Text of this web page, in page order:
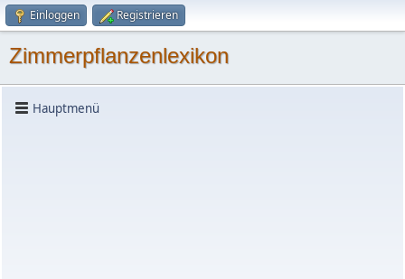
Einloggen Registrieren
Zimmerpflanzenlexikon
Hauptmenü